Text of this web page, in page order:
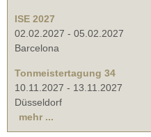
ISE 2027
02.02.2027 - 05.02.2027
Barcelona
Tonmeistertagung 34
10.11.2027 - 13.11.2027
Düsseldorf
mehr ...